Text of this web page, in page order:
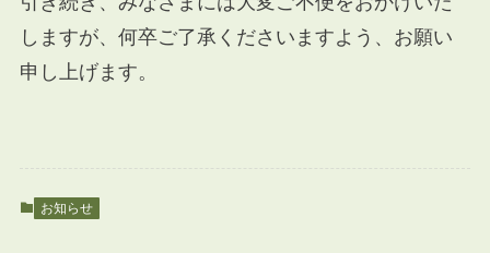
しますが、何卒ご了承くださいますよう、お願い
申し上げます。
お知らせ